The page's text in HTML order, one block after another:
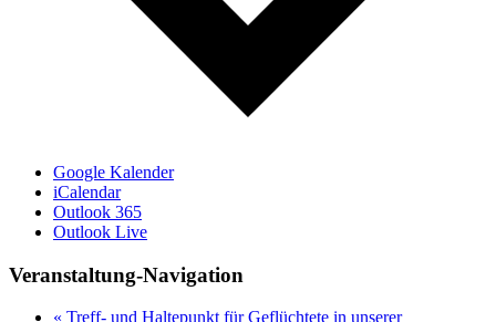
Google Kalender
iCalendar
Outlook 365
Outlook Live
Veranstaltung-Navigation
« Treff- und Haltepunkt für Geflüchtete in unserer